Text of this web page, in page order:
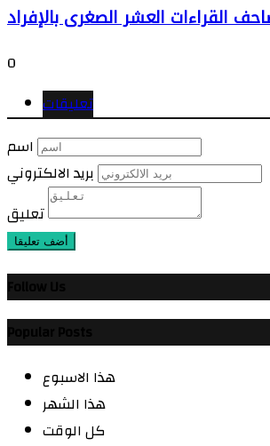
0
تعليقات
اسم
بريد الالكتروني
تعليق
أضف تعليقا
هذا الاسبوع
هذا الشهر
كل الوقت